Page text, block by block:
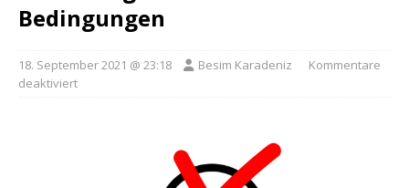
Bedingungen
18. September 2021 @ 23:18 Besim Karadeniz
Kommentare
deaktiviert